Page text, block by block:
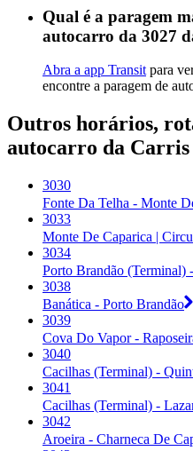
Qual é a paragem
autocarro da 3027
Abra a app Transit para
encontre a paragem de
Outros horários,
autocarro da
3030
Fonte Da Telha - Monte
3033
Monte De Caparica |
3034
Porto Brandão (Terminal)
3038
Banática - Porto Brandão
3039
Cova Do Vapor -
3040
Cacilhas (Terminal) -
3041
Cacilhas (Terminal) -
3042
Aroeira - Charneca De